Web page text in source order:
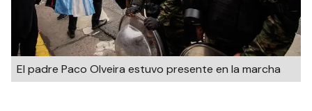
El padre Paco Olveira estuvo presente en la marcha